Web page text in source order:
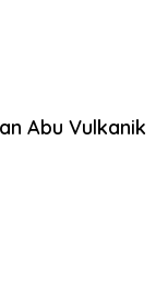
Abu Vulkanik